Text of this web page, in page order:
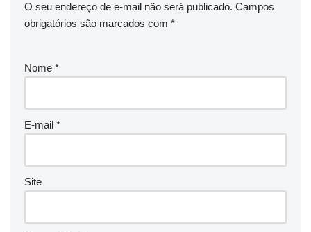
O seu endereço de e-mail não será publicado. Campos
obrigatórios são marcados com *
Nome *
E-mail *
Site